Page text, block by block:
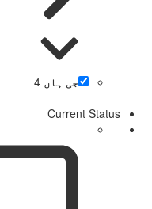
جی ہاں 4
Current Status